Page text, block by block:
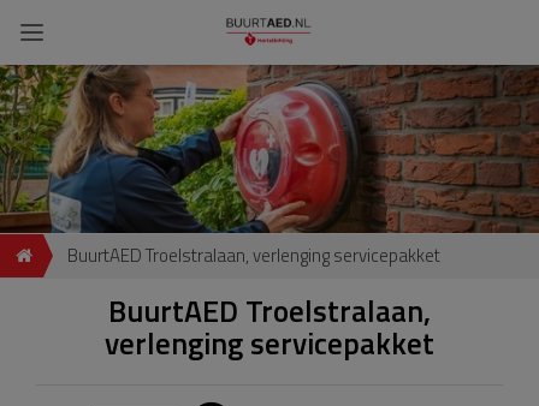
BuurtAED Troelstralaan, verlenging servicepakket
BuurtAED Troelstralaan,
verlenging servicepakket